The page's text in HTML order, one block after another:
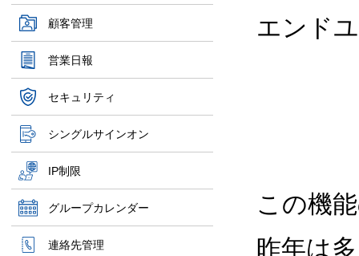
顧客管理
営業日報
セキュリティ
シングルサインオン
IP制限
グループカレンダー
連絡先管理
エンド
この機
昨年は